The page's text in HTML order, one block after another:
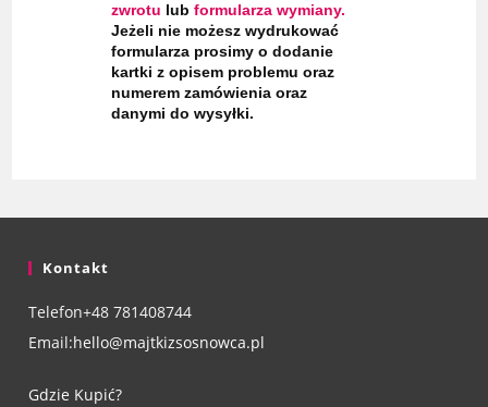
zwrotu lubformularza wymiany.
Jeżeli nie możesz wydrukować
formularza prosimy o dodanie
kartki z opisem problemu oraz
numerem zamówienia oraz
danymi do wysyłki.
Kontakt
Telefon+48 781408744
Email:hello@majtkizsosnowca.pl
Gdzie Kupić?